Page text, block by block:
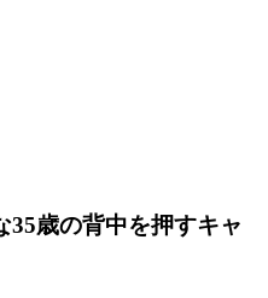
35歳の背中を押すキャ